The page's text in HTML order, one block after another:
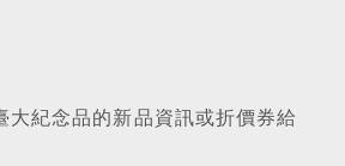
大紀念品的新品資訊或折價券給